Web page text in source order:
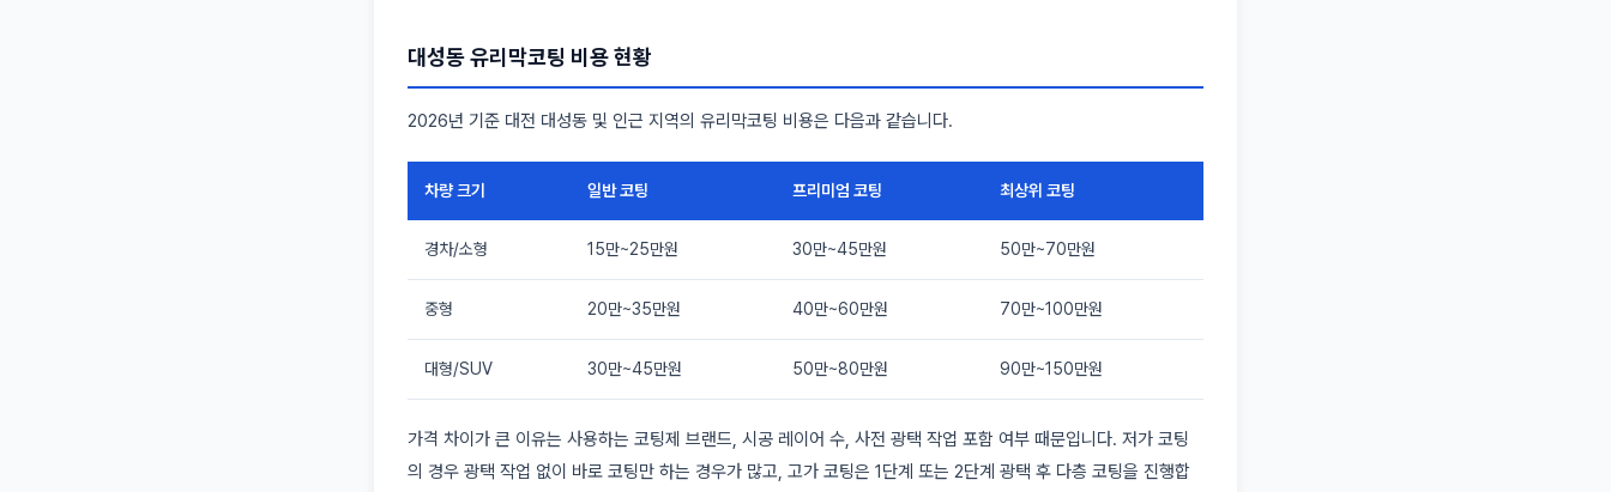
대성동 유리막코팅 비용 현황
2026년 기준 대전 대성동 및 인근 지역의 유리막코팅 비용은 다음과 같습니다.
차량 크기 일반 코팅 프리미엄 코팅 최상위 코팅
경차/소형 15만~25만원 30만~45만원 50만~70만원
중형 20만~35만원 40만~60만원 70만~100만원
대형/SUV 30만~45만원 50만~80만원 90만~150만원
가격 차이가 큰 이유는 사용하는 코팅제 브랜드, 시공 레이어 수, 사전 광택 작업 포함 여부 때문입니다. 저가 코팅
의 경우 광택 작업 없이 바로 코팅만 하는 경우가 많고, 고가 코팅은 1단계 또는 2단계 광택 후 다층 코팅을 진행합